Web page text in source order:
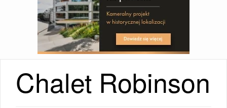
Chalet Robinson